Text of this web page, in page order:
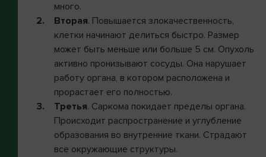
много.
Вторая. Повышается злокачественность,
клетки начинают делиться быстро. Размер
может быть меньше или больше 5 см. Опухоль
активно пронизывают сосуды. Она нарушает
работу органа, в котором расположена и
прорастает его полностью.
Третья. Саркома покидает пределы органа.
Происходит распространение и углубление
образования во внутренние ткани. Страдают
все окружающие структуры.